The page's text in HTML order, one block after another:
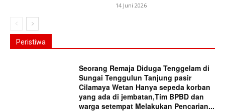
14 Juni 2026
Peristiwa
Seorang Remaja Diduga Tenggelam di
Sungai Tenggulun Tanjung pasir
Cilamaya Wetan Hanya sepeda korban
yang ada di jembatan,Tim BPBD dan
warga setempat Melakukan Pencarian...